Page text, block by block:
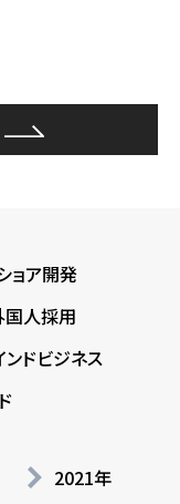
ョア開発
国人採用
ンドビジネス
2021年